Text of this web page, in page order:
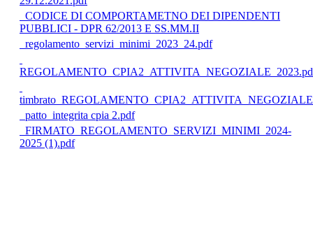
CODICE DI COMPORTAMETNO DEI DIPENDENTI
PUBBLICI - DPR 62/2013 E SS.MM.II
regolamento_servizi_minimi_2023_24.pdf
patto_integrita cpia 2.pdf
FIRMATO_REGOLAMENTO_SERVIZI_MINIMI_2024-
2025 (1).pdf